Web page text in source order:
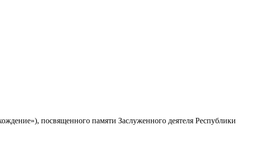
посвященного памяти Заслуженного деятеля Республики